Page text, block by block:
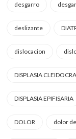
desgarro
deslizante
dislocacion
DISPLASIA
DISPLASIA EPIFISARIA
DOLOR dolor